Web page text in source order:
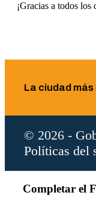
¡Gracias a todos
La ciudad más
© 2026 -
Políticas del
Completar el